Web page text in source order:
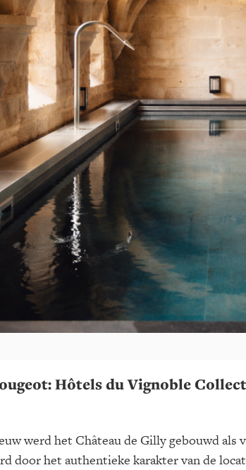
Hôtels du Vignoble
werd het Château de Gilly gebouwd
door het authentieke karakter van de